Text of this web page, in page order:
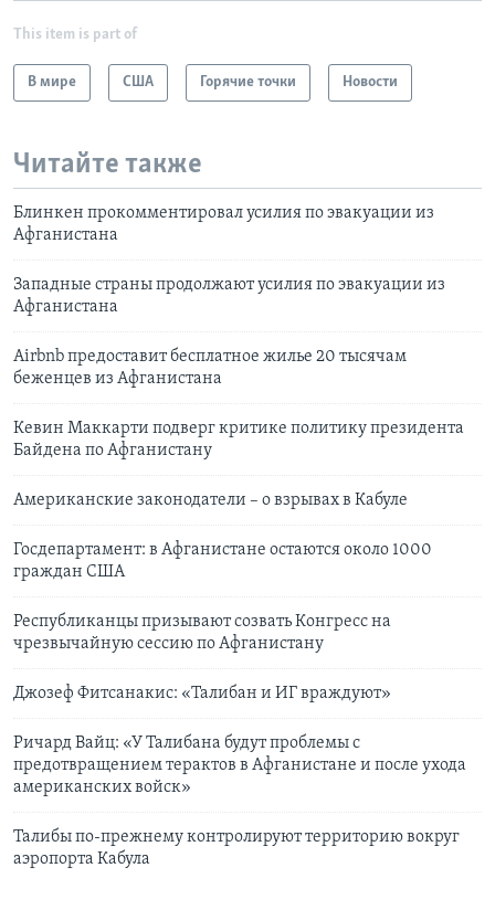
This item is part of
В мире США Горячие точки Новости
Читайте также
Блинкен прокомментировал усилия по эвакуации из
Афганистана
Западные страны продолжают усилия по эвакуации из
Афганистана
Airbnb предоставит бесплатное жилье 20 тысячам
беженцев из Афганистана
Кевин Маккарти подверг критике политику президента
Байдена по Афганистану
Американские законодатели – о взрывах в Кабуле
Госдепартамент: в Афганистане остаются около 1000
граждан США
Республиканцы призывают созвать Конгресс на
чрезвычайную сессию по Афганистану
Джозеф Фитсанакис: «Талибан и ИГ враждуют»
Ричард Вайц: «У Талибана будут проблемы с
предотвращением терактов в Афганистане и после ухода
американских войск»
Талибы по-прежнему контролируют территорию вокруг
аэропорта Кабула